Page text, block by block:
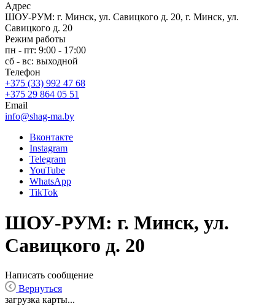
Адрес
ШОУ-РУМ: г. Минск, ул. Савицкого д. 20, г. Минск, ул.
Савицкого д. 20
Режим работы
пн - пт: 9:00 - 17:00
сб - вс: выходной
Телефон
+375 (33) 992 47 68
+375 29 864 05 51
Email
info@shag-ma.by
Вконтакте
Instagram
Telegram
YouTube
WhatsApp
TikTok
ШОУ-РУМ: г. Минск, ул.
Савицкого д. 20
Написать сообщение
Вернуться
загрузка карты...